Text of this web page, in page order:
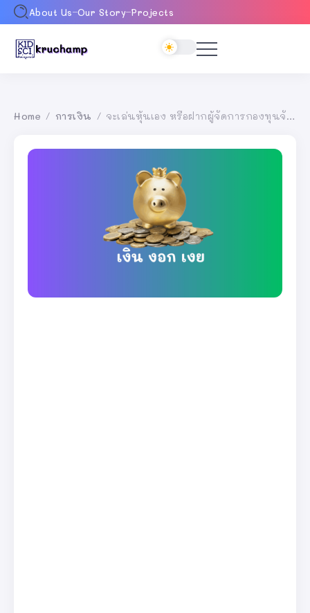
About Us Our Story Projects
Home / การเงิน / จะเล่นหุ้นเอง หรือฝากผู้จัดการกองทุนจัดการ แบบไหนดีกว่ากัน